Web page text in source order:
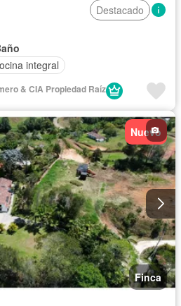
Destacado
integral
& CIA Propiedad Raí­z
Nuevo
Finca